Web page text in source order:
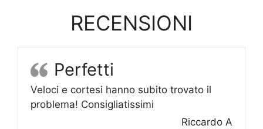
RECENSIONI
Perfetti
Veloci e cortesi hanno subito trovato il
problema! Consigliatissimi
Riccardo A